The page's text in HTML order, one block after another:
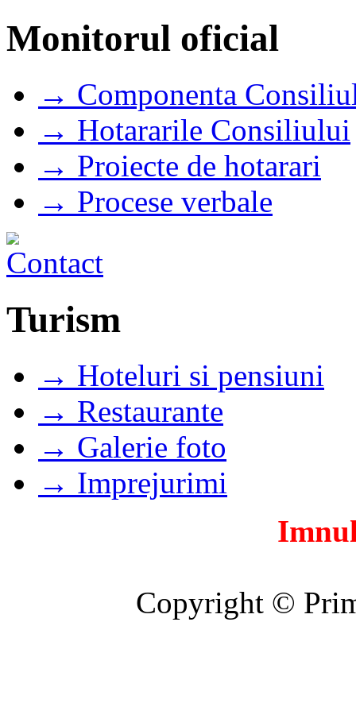
Monitorul oficial
→ Componenta
→ Hotararile Consiliului
→ Proiecte de hotarari
→ Procese verbale
Turism
→ Hoteluri si pensiuni
→ Restaurante
→ Galerie foto
→ Imprejurimi
Copyright ©